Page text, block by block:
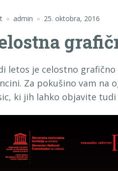
admin 25. oktobra, 2016
letos je celostno
Za pokušino vam
ki jih lahko objavite